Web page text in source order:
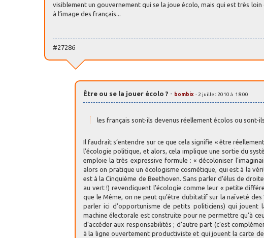
visiblement un gouvernement qui se la joue écolo, mais qui est très
à l’image des français...
#27286
Être ou se la jouer écolo ? - bombix - 2 juillet 2010 à 18:00
les français sont-ils devenus réellement écolos ou sont-
Il faudrait s’entendre sur ce que cela signifie « être
l’écologie politique, et alors, cela implique une sortie du
emploie la très expressive formule : « décoloniser
alors on pratique un écologisme cosmétique, qui est à la
est à la Cinquième de Beethoven. Sans parler d’élus de
au vert !) revendiquent l’écologie comme leur « petite
que le Même, on ne peut qu’être dubitatif sur la naïveté
parler ici d’opportunisme de petits politiciens) qui jouent
machine électorale est construite pour ne permettre qu’à
d’accéder aux responsabilités ; d’autre part (c’est
à la ligne ouvertement productiviste et qui jouent la carte